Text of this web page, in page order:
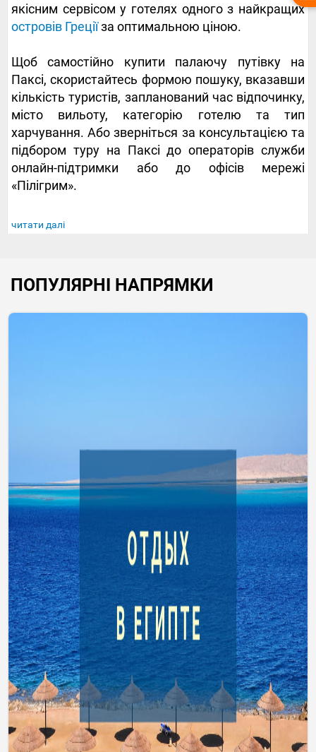
якісним сервісом у готелях одного з найкращих
островів Греціїза оптимальною ціною.
Щоб самостійно купити палаючу путівку на
Паксі, скористайтесь формою пошуку, вказавши
кількість туристів, запланований час відпочинку,
місто вильоту, категорію готелю та тип
харчування. Або зверніться за консультацією та
підбором туру на Паксі до операторів служби
онлайн-підтримки або до офісів мережі
«Пілігрим».
читати далі
ПОПУЛЯРНІ НАПРЯМКИ